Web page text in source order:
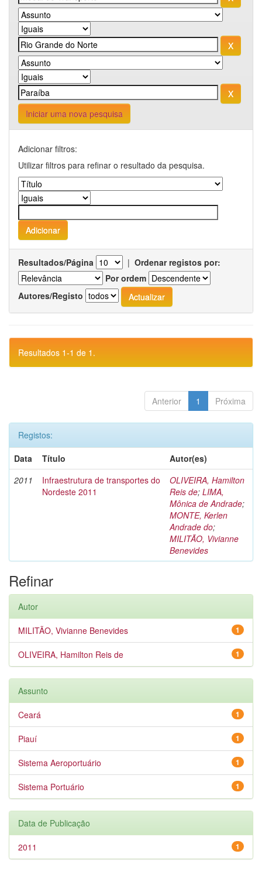
Iniciar uma nova pesquisa
Adicionar filtros:
Utilizar filtros para refinar o resultado da pesquisa.
Resultados/Página | Ordenar registos por:
Por ordem
Autores/Registo
Resultados 1-1 de 1.
Anterior 1 Próxima
Registos:
Data
Título
Autor(es)
2011
Infraestrutura de transportes do
Nordeste 2011
OLIVEIRA, Hamilton
Reis de; LIMA,
Mônica de Andrade;
MONTE, Kerlen
Andrade do;
MILITÃO, Vivianne
Benevides
Refinar
Autor
1
MILITÃO, Vivianne Benevides
1
OLIVEIRA, Hamilton Reis de
Assunto
1
Ceará
1
Piauí
1
Sistema Aeroportuário
1
Sistema Portuário
Data de Publicação
1
2011